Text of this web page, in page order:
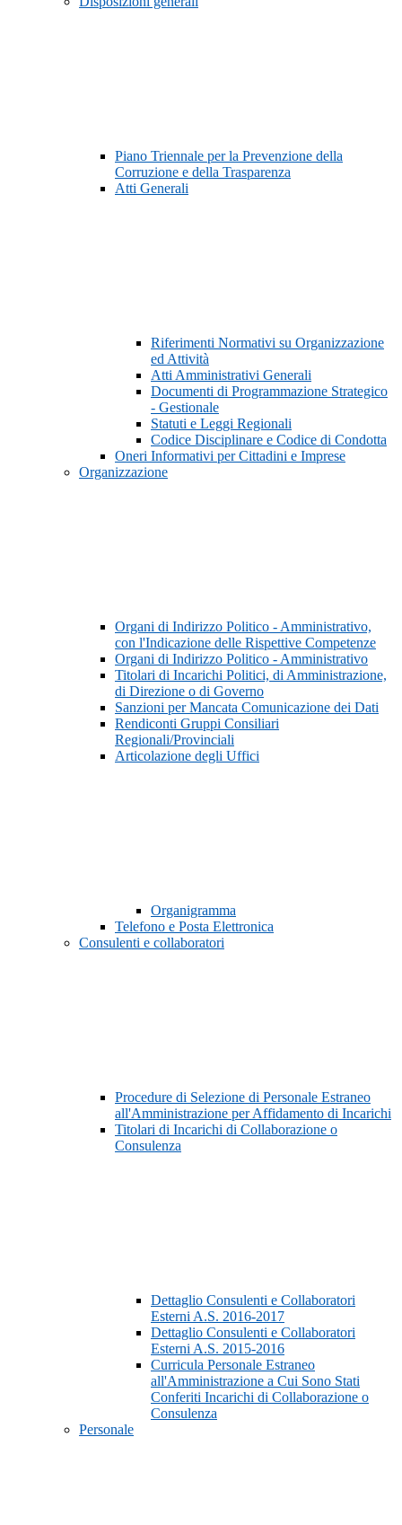
Piano Triennale per la Prevenzione della
Corruzione e della Trasparenza
Atti Generali
Riferimenti Normativi su Organizzazione
ed Attività
Atti Amministrativi Generali
Documenti di Programmazione Strategico
- Gestionale
Statuti e Leggi Regionali
Codice Disciplinare e Codice di Condotta
Oneri Informativi per Cittadini e Imprese
Organizzazione
Organi di Indirizzo Politico - Amministrativo,
con l'Indicazione delle Rispettive Competenze
Organi di Indirizzo Politico - Amministrativo
Titolari di Incarichi Politici, di Amministrazione,
di Direzione o di Governo
Sanzioni per Mancata Comunicazione dei Dati
Rendiconti Gruppi Consiliari
Regionali/Provinciali
Articolazione degli Uffici
Organigramma
Telefono e Posta Elettronica
Consulenti e collaboratori
Procedure di Selezione di Personale Estraneo
all'Amministrazione per Affidamento di Incarichi
Titolari di Incarichi di Collaborazione o
Consulenza
Dettaglio Consulenti e Collaboratori
Esterni A.S. 2016-2017
Dettaglio Consulenti e Collaboratori
Esterni A.S. 2015-2016
Curricula Personale Estraneo
all'Amministrazione a Cui Sono Stati
Conferiti Incarichi di Collaborazione o
Consulenza
Personale